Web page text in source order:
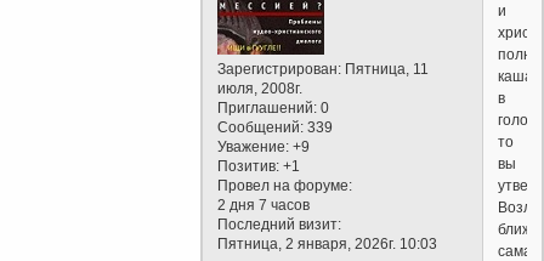
Зарегистрирован: Пятница, 11
июля, 2008г.
Приглашений: 0
Сообщений: 339
Уважение: +9
Позитив: +1
Провел на форуме:
2 дня 7 часов
Последний визит:
Пятница, 2 января, 2026г. 10:03
и
каша
в
то
вы
самая